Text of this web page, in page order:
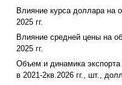
Влияние курса доллара на
2025 гг.
Влияние средней цены на
2025 гг.
Объем и динамика
в 2021-2кв.2026 гг., шт.,